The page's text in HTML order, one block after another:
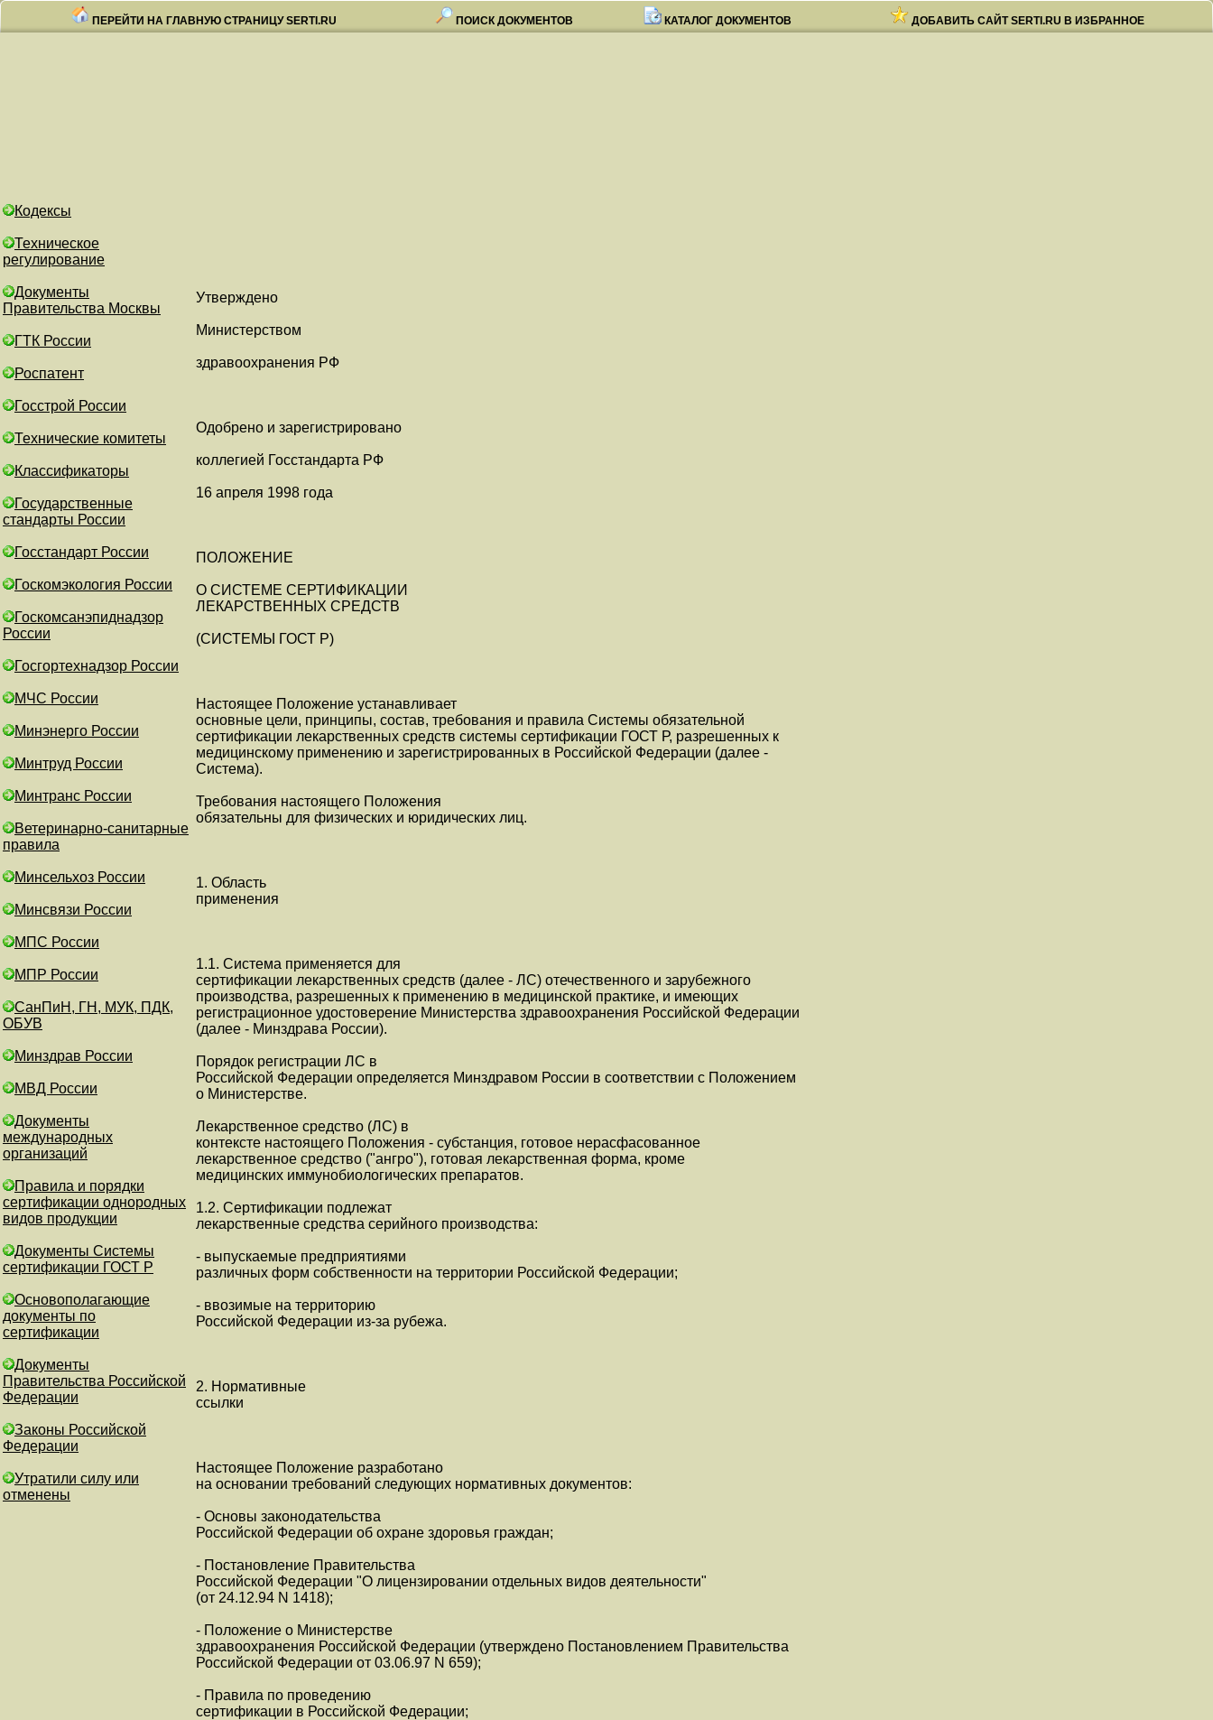
ПЕРЕЙТИ НА ГЛАВНУЮ СТРАНИЦУ SERTI.RU ПОИСК ДОКУМЕНТОВ КАТАЛОГ ДОКУМЕНТОВ ДОБАВИТЬ САЙТ SERTI.RU В ИЗБРАННОЕ
Кодексы
Техническое
регулирование
Документы
Правительства Москвы
ГТК России
Роспатент
Госстрой России
Технические комитеты
Классификаторы
Государственные
стандарты России
Госстандарт России
Госкомэкология России
Госкомсанэпиднадзор
России
Госгортехнадзор России
МЧС России
Минэнерго России
Минтруд России
Минтранс России
Ветеринарно-санитарные
правила
Минсельхоз России
Минсвязи России
МПС России
МПР России
СанПиН, ГН, МУК, ПДК,
ОБУВ
Минздрав России
МВД России
Документы
международных
организаций
Правила и порядки
сертификации однородных
видов продукции
Документы Системы
сертификации ГОСТ Р
Основополагающие
документы по
сертификации
Документы
Правительства Российской
Федерации
Законы Российской
Федерации
Утратили силу или
отменены
Утверждено
Министерством
здравоохранения РФ
Одобрено и зарегистрировано
коллегией Госстандарта РФ
16 апреля 1998 года
ПОЛОЖЕНИЕ
О СИСТЕМЕ СЕРТИФИКАЦИИ
ЛЕКАРСТВЕННЫХ СРЕДСТВ
(СИСТЕМЫ ГОСТ Р)
Настоящее Положение устанавливает
основные цели, принципы, состав, требования и правила Системы обязательной
сертификации лекарственных средств системы сертификации ГОСТ Р, разрешенных к
медицинскому применению и зарегистрированных в Российской Федерации (далее -
Система).
Требования настоящего Положения
обязательны для физических и юридических лиц.
1. Область
применения
1.1. Система применяется для
сертификации лекарственных средств (далее - ЛС) отечественного и зарубежного
производства, разрешенных к применению в медицинской практике, и имеющих
регистрационное удостоверение Министерства здравоохранения Российской Федерации
(далее - Минздрава России).
Порядок регистрации ЛС в
Российской Федерации определяется Минздравом России в соответствии с Положением
о Министерстве.
Лекарственное средство (ЛС) в
контексте настоящего Положения - субстанция, готовое нерасфасованное
лекарственное средство ("ангро"), готовая лекарственная форма, кроме
медицинских иммунобиологических препаратов.
1.2. Сертификации подлежат
лекарственные средства серийного производства:
- выпускаемые предприятиями
различных форм собственности на территории Российской Федерации;
- ввозимые на территорию
Российской Федерации из-за рубежа.
2. Нормативные
ссылки
Настоящее Положение разработано
на основании требований следующих нормативных документов:
- Основы законодательства
Российской Федерации об охране здоровья граждан;
- Постановление Правительства
Российской Федерации "О лицензировании отдельных видов деятельности"
(от 24.12.94 N 1418);
- Положение о Министерстве
здравоохранения Российской Федерации (утверждено Постановлением Правительства
Российской Федерации от 03.06.97 N 659);
- Правила по проведению
сертификации в Российской Федерации;